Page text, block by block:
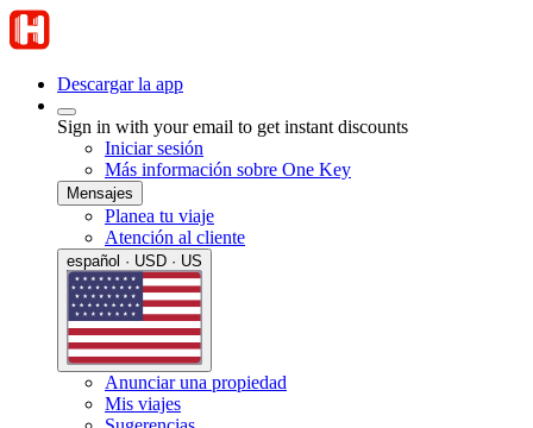
Descargar la app
Sign in with your email to get instant discounts
Iniciar sesión
Más información sobre One Key
Mensajes
Planea tu viaje
Atención al cliente
español · USD · US
Anunciar una propiedad
Mis viajes